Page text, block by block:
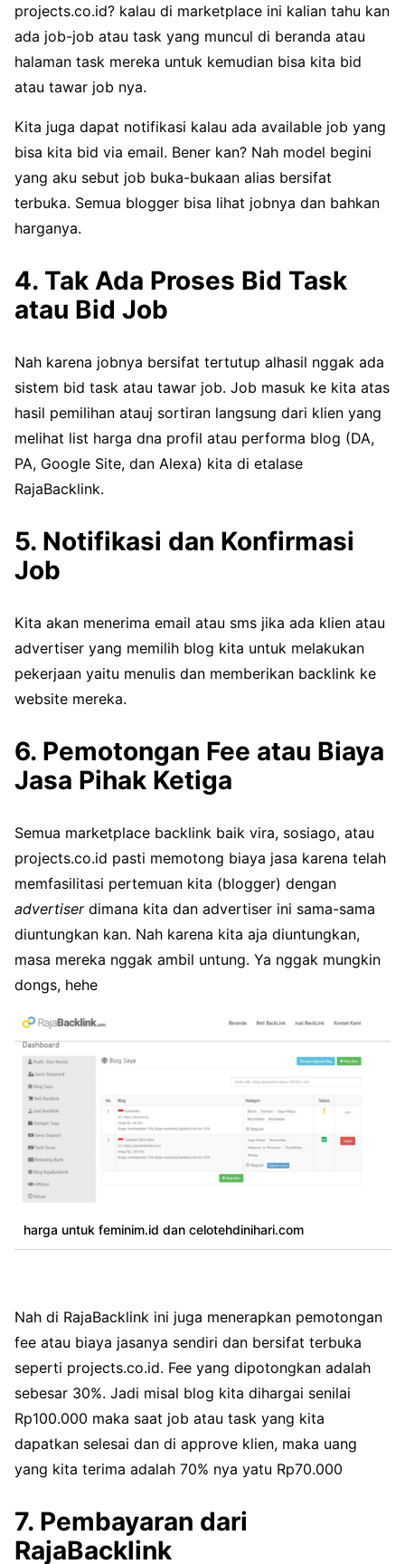
projects.co.id? kalau di marketplace ini kalian tahu kan
ada job-job atau task yang muncul di beranda atau
halaman task mereka untuk kemudian bisa kita bid
atau tawar job nya.
Kita juga dapat notifikasi kalau ada available job yang
bisa kita bid via email. Bener kan? Nah model begini
yang aku sebut job buka-bukaan alias bersifat
terbuka. Semua blogger bisa lihat jobnya dan bahkan
harganya.
4. Tak Ada Proses Bid Task
atau Bid Job
Nah karena jobnya bersifat tertutup alhasil nggak ada
sistem bid task atau tawar job. Job masuk ke kita atas
hasil pemilihan atauj sortiran langsung dari klien yang
melihat list harga dna profil atau performa blog (DA,
PA, Google Site, dan Alexa) kita di etalase
RajaBacklink.
5. Notifikasi dan Konfirmasi
Job
Kita akan menerima email atau sms jika ada klien atau
advertiser yang memilih blog kita untuk melakukan
pekerjaan yaitu menulis dan memberikan backlink ke
website mereka.
6. Pemotongan Fee atau Biaya
Jasa Pihak Ketiga
Semua marketplace backlink baik vira, sosiago, atau
projects.co.id pasti memotong biaya jasa karena telah
memfasilitasi pertemuan kita (blogger) dengan
advertiserdimana kita dan advertiser ini sama-sama
diuntungkan kan. Nah karena kita aja diuntungkan,
masa mereka nggak ambil untung. Ya nggak mungkin
dongs, hehe
harga untuk feminim.id dan celotehdinihari.com
Nah di RajaBacklink ini juga menerapkan pemotongan
fee atau biaya jasanya sendiri dan bersifat terbuka
seperti projects.co.id. Fee yang dipotongkan adalah
sebesar 30%. Jadi misal blog kita dihargai senilai
Rp100.000 maka saat job atau task yang kita
dapatkan selesai dan di approve klien, maka uang
yang kita terima adalah 70% nya yatu Rp70.000
7. Pembayaran dari
RajaBacklink